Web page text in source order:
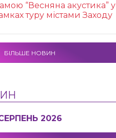
“Весняна акустика” у
туру містами Заходу
БІЛЬШЕ НОВИН
2026